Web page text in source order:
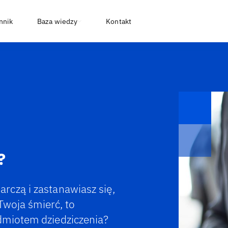
Baza wiedzy Kontakt
i zastanawiasz się,
śmierć, to
dziedziczenia?